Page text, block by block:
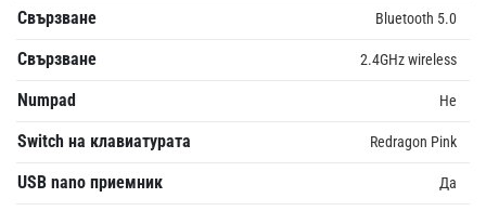
Свързване Bluetooth 5.0
Свързване 2.4GHz wireless
Numpad Не
Switch на клавиатурата Redragon Pink
USB nano приемник Да